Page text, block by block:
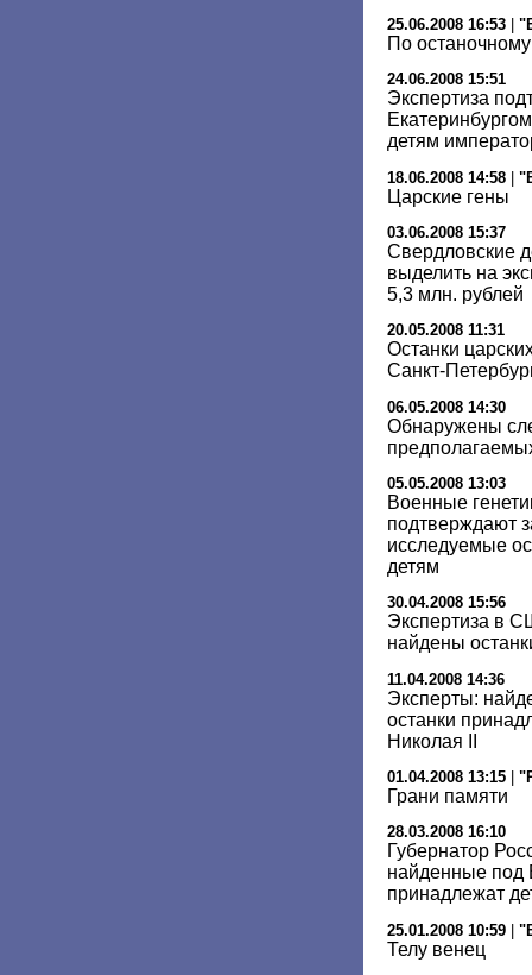
25.06.2008 16:53
По
24.06.2008 15:51
Экспертиза
детям
18.06.2008 14:58
Царские гены
03.06.2008 15:37
Свердловские
выделить на
5,3 млн. рублей
20.05.2008 11:31
Останки
Санкт-
06.05.2008 14:30
Обнаружены
05.05.2008 13:03
Военные
подтверждают
исследуемые
детям
30.04.2008 15:56
Экспертиза в
найдены
11.04.2008 14:36
Эксперты:
останки
Николая II
01.04.2008 13:15
Грани памяти
28.03.2008 16:10
Губернатор
найденные под
принадлежат
25.01.2008 10:59 |
Телу венец